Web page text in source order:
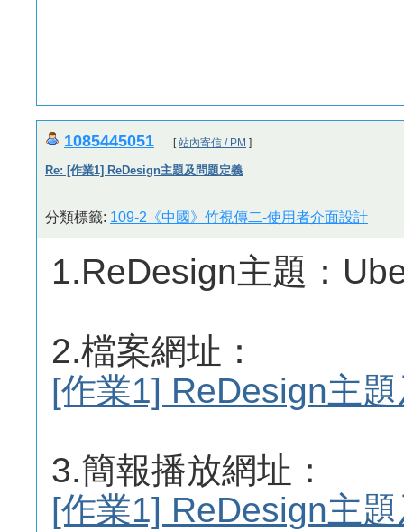
1085445051 [站內寄信 / PM ]
Re: [作業1] ReDesign主題及問題定義
分類標籤: 109-2《中國》竹視傳二-使用者介面設計
1.ReDesign主題：
2.檔案網址：
[作業1] ReDesign主
3.簡報播放網址：
[作業1] ReDesign主